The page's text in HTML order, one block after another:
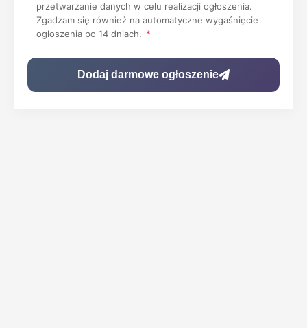
przetwarzanie danych w celu realizacji ogłoszenia.
Zgadzam się również na automatyczne wygaśnięcie
ogłoszenia po 14 dniach. *
Dodaj darmowe ogłoszenie